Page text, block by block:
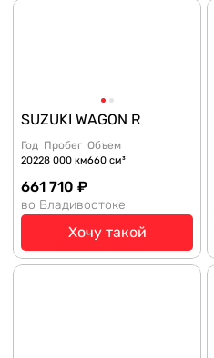
SUZUKI WAGON R
Год
2022
Пробег
8 000 км
Объем
660 см³
661 710 ₽
во Владивостоке
Хочу такой